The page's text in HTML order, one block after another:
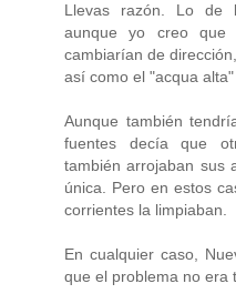
Llevas razón. Lo de
aunque yo creo
cambiarían de
así como el "acqua
Aunque también
fuentes decía que
también arrojaban sus
única. Pero en estos
corrientes la limpiaban.
En cualquier caso,
que el problema no era